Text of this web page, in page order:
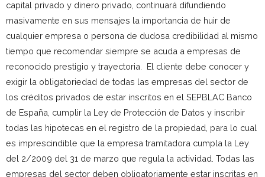
capital privado y dinero privado, continuará difundiendo
masivamente en sus mensajes la importancia de huir de
cualquier empresa o persona de dudosa credibilidad al mismo
tiempo que recomendar siempre se acuda a empresas de
reconocido prestigio y trayectoria. El cliente debe conocer y
exigir la obligatoriedad de todas las empresas del sector de
los créditos privados de estar inscritos en el SEPBLAC Banco
de España, cumplir la Ley de Protección de Datos y inscribir
todas las hipotecas en el registro de la propiedad, para lo cual
es imprescindible que la empresa tramitadora cumpla la Ley
del 2/2009 del 31 de marzo que regula la actividad. Todas las
empresas del sector deben obligatoriamente estar inscritas en